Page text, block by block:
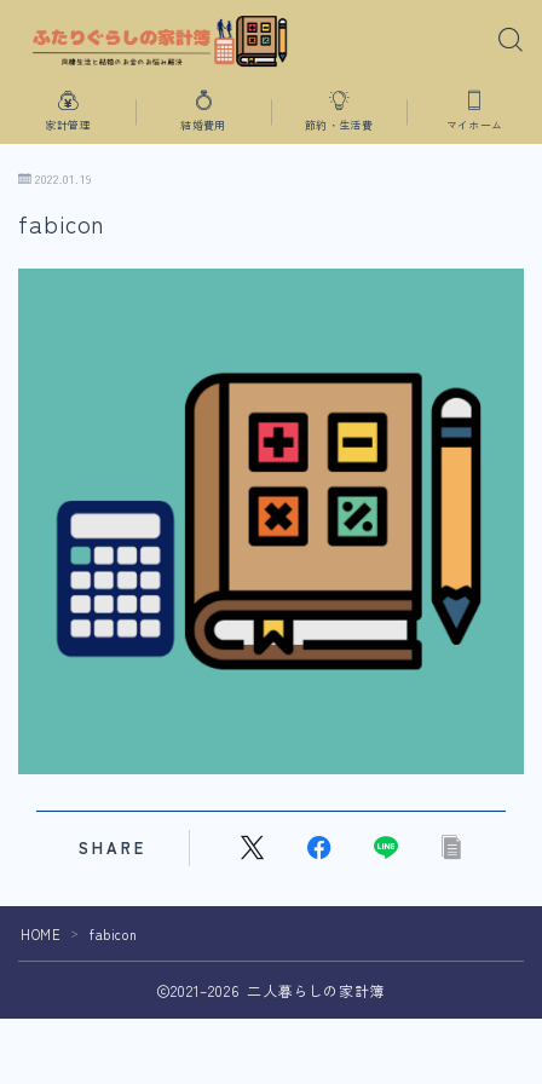
家計管理 結婚費用 節約・生活費 マイホーム
2022.01.19
fabicon
SHARE
HOME ＞ fabicon
2021–2026 二人暮らしの家計簿